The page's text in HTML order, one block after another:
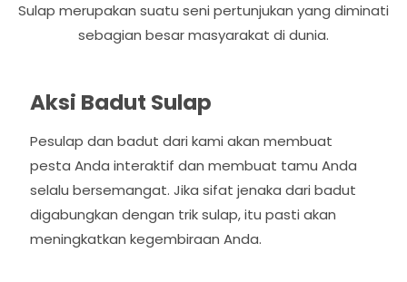
Sulap merupakan suatu seni pertunjukan yang diminati
sebagian besar masyarakat di dunia.
Aksi Badut Sulap
Pesulap dan badut dari kami akan membuat
pesta Anda interaktif dan membuat tamu Anda
selalu bersemangat. Jika sifat jenaka dari badut
digabungkan dengan trik sulap, itu pasti akan
meningkatkan kegembiraan Anda.